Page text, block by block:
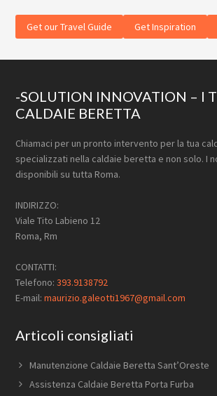
Get our Travel Guide Get Inspiration
Footer
-SOLUTION INNOVATION – I
CALDAIE BERETTA
Chiamaci per un pronto intervento per la tua
specializzati nella caldaie beretta e non solo. I
disponibili su tutta Roma.
INDIRIZZO:
Viale Tito Labieno 12
Roma, Rm
CONTATTI:
Telefono:393.9138792
E-mail:maurizio.galeotti1967@gmail.com
Articoli consigliati
Manutenzione Caldaie Beretta Sant’Oreste
Assistenza Caldaie Beretta Porta Furba